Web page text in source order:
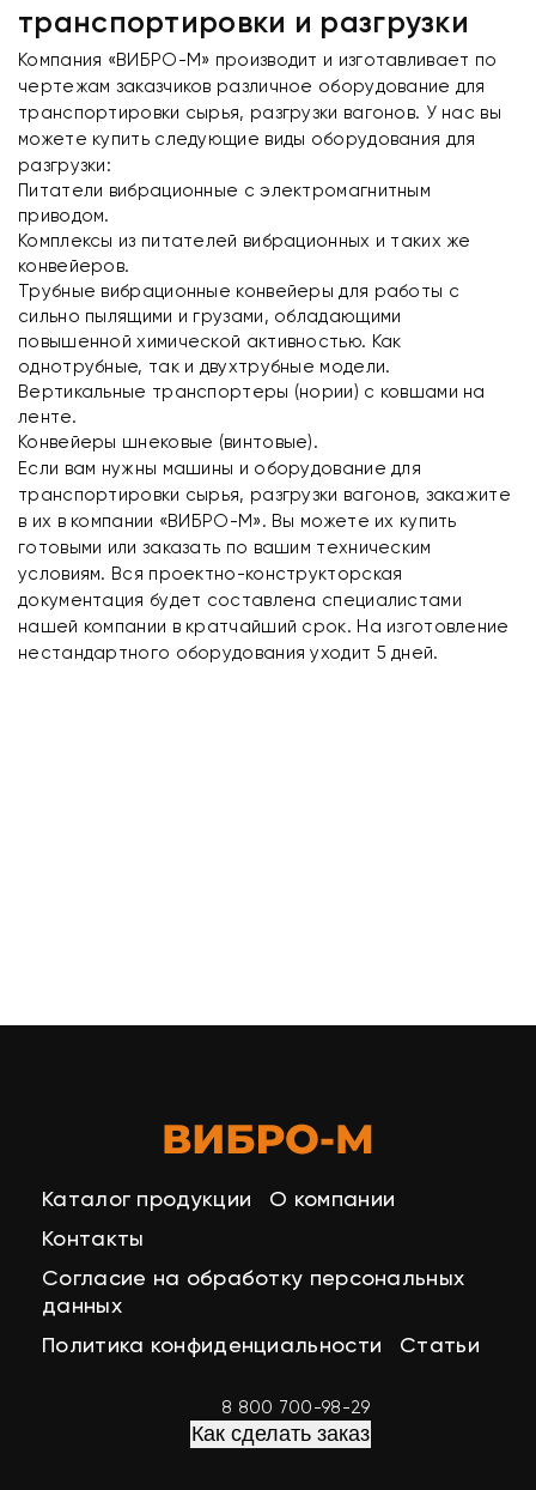
транспортировки и разгрузки
Компания «ВИБРО-М» производит и изготавливает по
чертежам заказчиков различное оборудование для
транспортировки сырья, разгрузки вагонов. У нас вы
можете купить следующие виды оборудования для
разгрузки:
Питатели вибрационные с электромагнитным
приводом.
Комплексы из питателей вибрационных и таких же
конвейеров.
Трубные вибрационные конвейеры для работы с
сильно пылящими и грузами, обладающими
повышенной химической активностью. Как
однотрубные, так и двухтрубные модели.
Вертикальные транспортеры (нории) с ковшами на
ленте.
Конвейеры шнековые (винтовые).
Если вам нужны машины и оборудование для
транспортировки сырья, разгрузки вагонов, закажите
в их в компании «ВИБРО-М». Вы можете их купить
готовыми или заказать по вашим техническим
условиям. Вся проектно-конструкторская
документация будет составлена специалистами
нашей компании в кратчайший срок. На изготовление
нестандартного оборудования уходит 5 дней.
Каталог продукции
О компании
Контакты
Согласие на обработку персональных
данных
Политика конфиденциальности
Статьи
8 800 700-98-29
Как сделать заказ